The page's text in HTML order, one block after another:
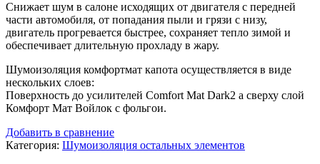
Снижает шум в салоне исходящих от двигателя с передней
части автомобиля, от попадания пыли и грязи с низу,
двигатель прогревается быстрее, сохраняет тепло зимой и
обеспечивает длительную прохладу в жару.
Шумоизоляция комфортмат капота осуществляется в виде
нескольких слоев:
Поверхность до усилителей Comfort Mat Dark2 а сверху слой
Комфорт Мат Войлок с фольгои.
Добавить в сравнение
Категория: Шумоизоляция остальных элементов